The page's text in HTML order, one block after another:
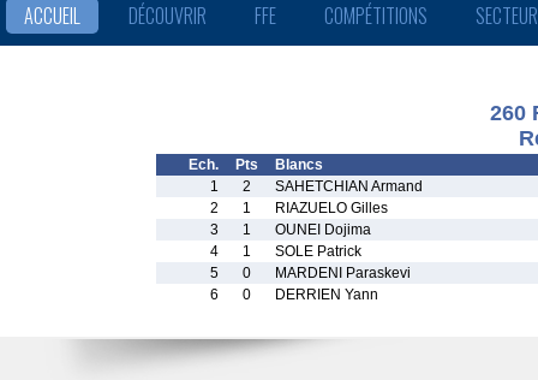
ACCUEIL DÉCOUVRIR FFE COMPÉTITIONS
260
Ech. Pts
Blancs
1
2
SAHETCHIAN Armand
2
1
RIAZUELO Gilles
3
1
OUNEI Dojima
4
1
SOLE Patrick
5
0
MARDENI Paraskevi
6
0 DERRIEN Yann